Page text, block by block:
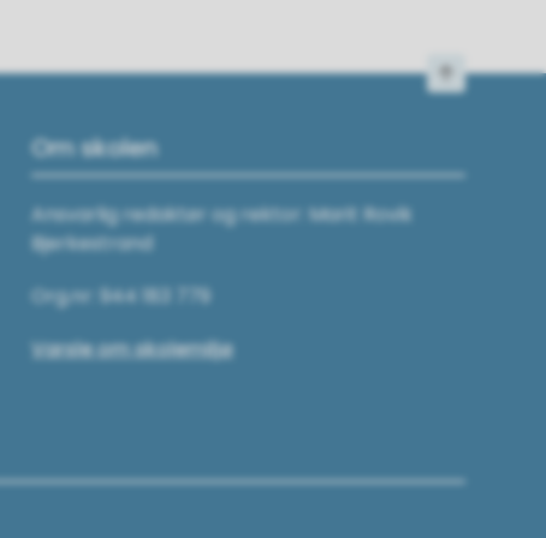
Om skolen
Ansvarlig redaktør og rektor: Marit Rovik
Bjerkestrand
Org.nr: 944 183 779
Varsle om skolemiljø
Til toppen